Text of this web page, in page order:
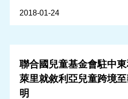
2018-01-24
聯合國兒童基金會駐中
萊里就敘利亞兒童跨境
明